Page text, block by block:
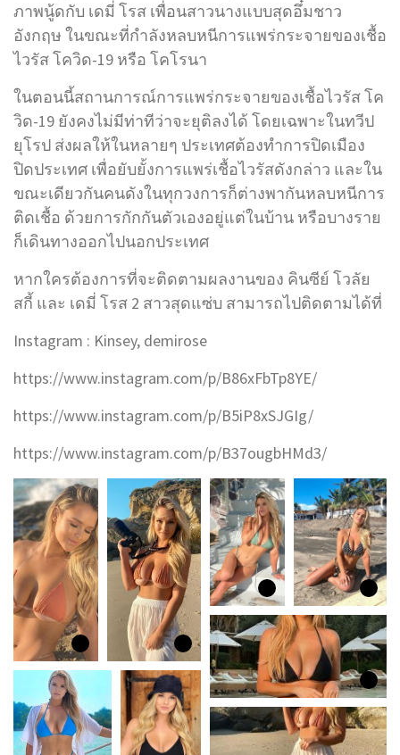
ภาพนู้ดกับ เดมี่ โรส เพื่อนสาวนางแบบสุดอึ๋มชาว
อังกฤษ ในขณะที่กำลังหลบหนีการแพร่กระจายของเชื้อ
ไวรัส โควิด-19 หรือ โคโรนา
ในตอนนี้สถานการณ์การแพร่กระจายของเชื้อไวรัส โค
วิด-19 ยังคงไม่มีท่าทีว่าจะยุติลงได้ โดยเฉพาะในทวีป
ยุโรป ส่งผลให้ในหลายๆ ประเทศต้องทำการปิดเมือง
ปิดประเทศ เพื่อยับยั้งการแพร่เชื้อไวรัสดังกล่าว และใน
ขณะเดียวกันคนดังในทุกวงการก็ต่างพากันหลบหนีการ
ติดเชื้อ ด้วยการกักกันตัวเองอยู่แต่ในบ้าน หรือบางราย
ก็เดินทางออกไปนอกประเทศ
หากใครต้องการที่จะติดตามผลงานของ คินซีย์ โวลัย
สกี้ และ เดมี่ โรส 2 สาวสุดแซ่บ สามารถไปติดตามได้ที่
Instagram : Kinsey, demirose
https://www.instagram.com/p/B86xFbTp8YE/
https://www.instagram.com/p/B5iP8xSJGIg/
https://www.instagram.com/p/B37ougbHMd3/